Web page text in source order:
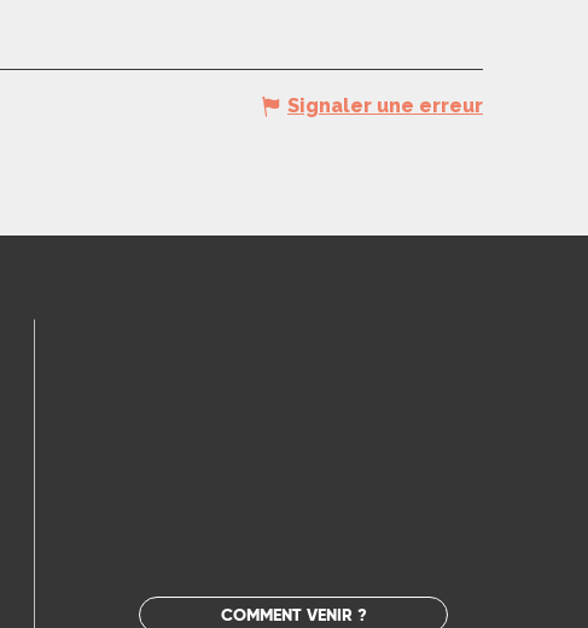
Signaler une erreur
COMMENT VENIR ?